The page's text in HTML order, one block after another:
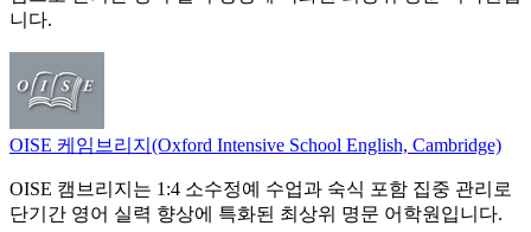
니다.
OISE 케임브리지(Oxford Intensive School English, Cambridge)
OISE 캠브리지는 1:4 소수정예 수업과 숙식 포함 집중 관리로
단기간 영어 실력 향상에 특화된 최상위 명문 어학원입니다.